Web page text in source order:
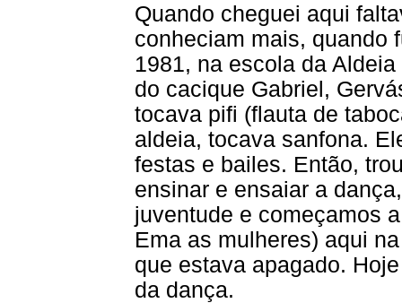
Quando cheguei aqui
conheciam mais, quando
1981, na escola da
do cacique Gabriel,
tocava pifi (flauta de
aldeia, tocava sanfona.
festas e bailes. Então,
ensinar e ensaiar a
juventude e começamos
Ema as mulheres) aqui
que estava apagado.
da dança.